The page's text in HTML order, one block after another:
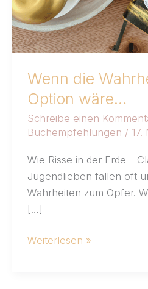
Wenn die
Option wäre…
Schreibe einen
Buchempfehlungen / 17.
Wie Risse in der Erde –
Jugendlieben fallen oft
Wahrheiten zum Opfer.
[…]
Weiterlesen »